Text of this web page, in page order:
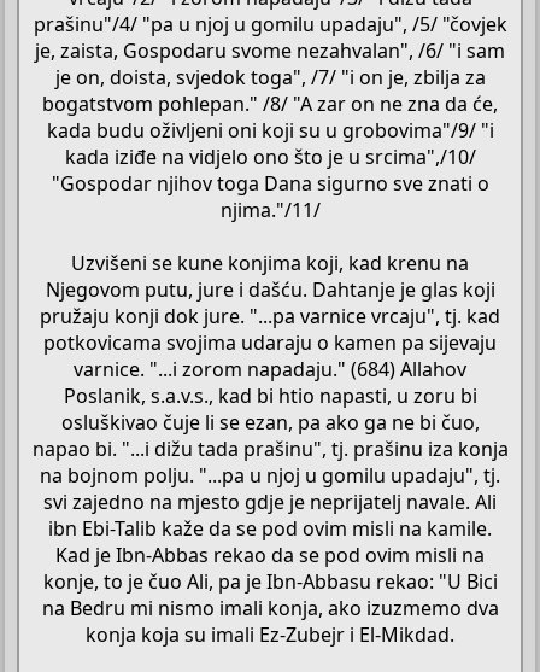
prašinu"/4/ "pa u njoj u gomilu upadaju", /5/ "čovjek
je, zaista, Gospodaru svome nezahvalan", /6/ "i sam
je on, doista, svjedok toga", /7/ "i on je, zbilja za
bogatstvom pohlepan." /8/ "A zar on ne zna da će,
kada budu oživljeni oni koji su u grobovima"/9/ "i
kada iziđe na vidjelo ono što je u srcima",/10/
"Gospodar njihov toga Dana sigurno sve znati o
njima."/11/
Uzvišeni se kune konjima koji, kad krenu na
Njegovom putu, jure i dašću. Dahtanje je glas koji
pružaju konji dok jure. "...pa varnice vrcaju", tj. kad
potkovicama svojima udaraju o kamen pa sijevaju
varnice. "...i zorom napadaju." (684) Allahov
Poslanik, s.a.v.s., kad bi htio napasti, u zoru bi
osluškivao čuje li se ezan, pa ako ga ne bi čuo,
napao bi. "...i dižu tada prašinu", tj. prašinu iza konja
na bojnom polju. "...pa u njoj u gomilu upadaju", tj.
svi zajedno na mjesto gdje je neprijatelj navale. Ali
ibn Ebi-Talib kaže da se pod ovim misli na kamile.
Kad je Ibn-Abbas rekao da se pod ovim misli na
konje, to je čuo Ali, pa je Ibn-Abbasu rekao: "U Bici
na Bedru mi nismo imali konja, ako izuzmemo dva
konja koja su imali Ez-Zubejr i El-Mikdad.